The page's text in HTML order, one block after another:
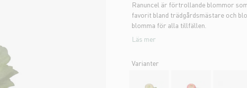
Ranuncel är förtrollande blommor
favorit bland trädgårdsmästare och
blomma för alla tillfällen.
Läs mer
Varianter